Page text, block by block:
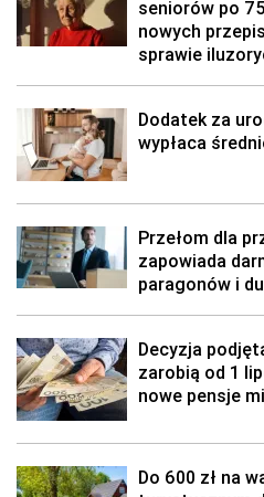
seniorów po
nowych
sprawie
Dodatek za
wypłaca
Przełom dla
zapowiada
paragonów i
Decyzja
zarobią od 1
nowe pensje
Do 600 zł na